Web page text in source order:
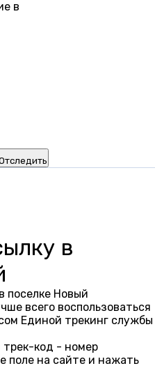
в
в
поселке Новый
всего воспользоваться
Единой трекинг службы
трек-код - номер
поле на сайте и нажать